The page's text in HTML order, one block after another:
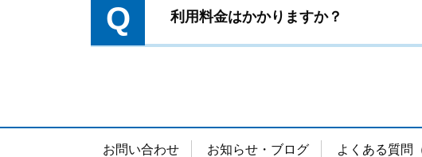
Q 利用料金はかかりますか？
お問い合わせ お知らせ・ブログ よくある質問